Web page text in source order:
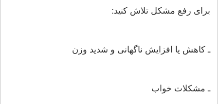
برای رفع مشکل تلاش کنید:
ـ کاهش یا افزایش ناگهانی و شدید وزن
ـ مشکلات خواب